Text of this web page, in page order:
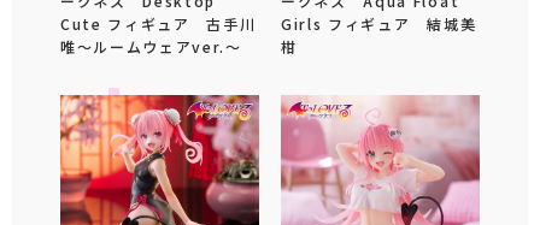
Cute フィギュア 古手川
唯～ルームウェアver.～
Girls フィギュア 結城美
柑